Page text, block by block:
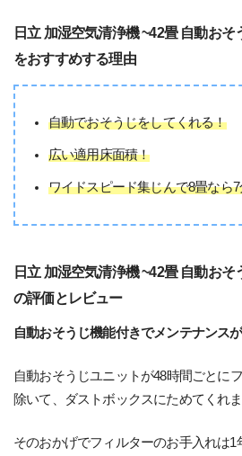
日立 加湿空気清浄機 ~42畳 自動おそ
をおすすめする理由
自動でおそうじをしてくれる！
広い適用床面積！
ワイドスピード集じんで8畳なら
日立 加湿空気清浄機 ~42畳 自動おそ
の評価とレビュー
自動おそうじ機能付きでメンテナンス
自動おそうじユニットが48時間ごとに
除いて、ダストボックスにためてくれま
そのおかげでフィルターのお手入れは1